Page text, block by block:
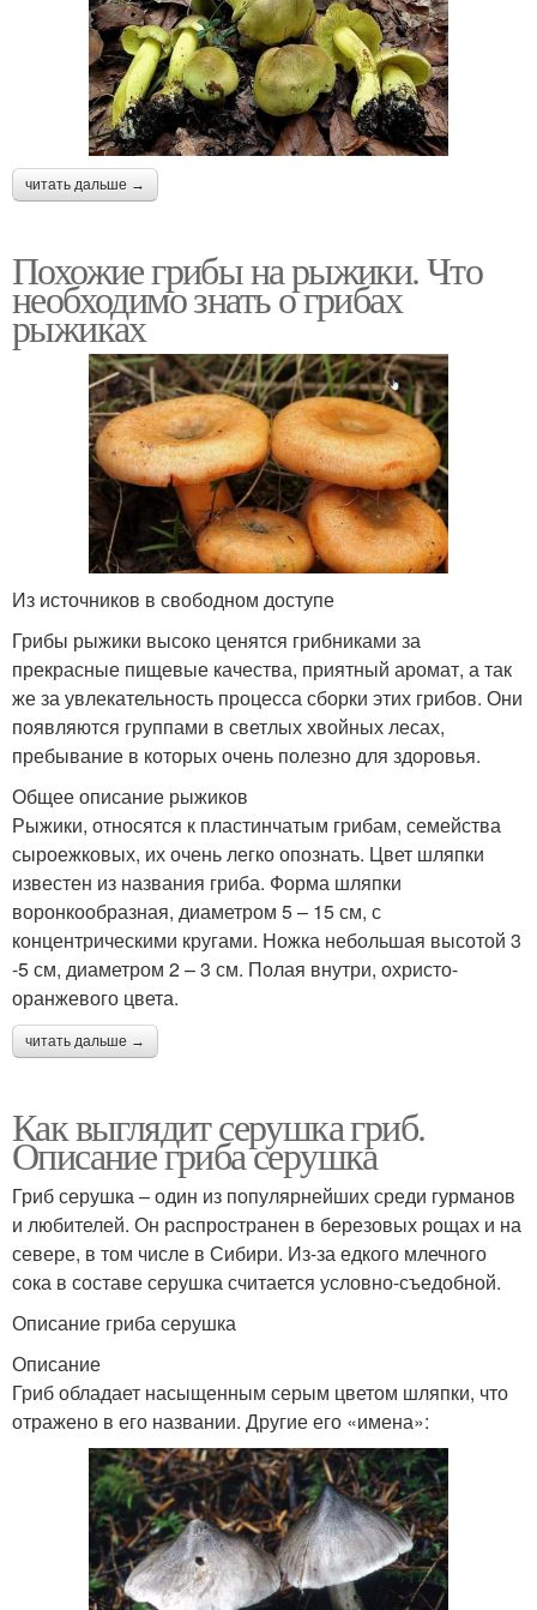
читать дальше →
Похожие грибы на рыжики. Что
необходимо знать о грибах
рыжиках
Из источников в свободном доступе
Грибы рыжики высоко ценятся грибниками за
прекрасные пищевые качества, приятный аромат, а так
же за увлекательность процесса сборки этих грибов. Они
появляются группами в светлых хвойных лесах,
пребывание в которых очень полезно для здоровья.
Общее описание рыжиков
Рыжики, относятся к пластинчатым грибам, семейства
сыроежковых, их очень легко опознать. Цвет шляпки
известен из названия гриба. Форма шляпки
воронкообразная, диаметром 5 – 15 см, с
концентрическими кругами. Ножка небольшая высотой 3
-5 см, диаметром 2 – 3 см. Полая внутри, охристо-
оранжевого цвета.
читать дальше →
Как выглядит серушка гриб.
Описание гриба серушка
Гриб серушка – один из популярнейших среди гурманов
и любителей. Он распространен в березовых рощах и на
севере, в том числе в Сибири. Из-за едкого млечного
сока в составе серушка считается условно-съедобной.
Описание гриба серушка
Описание
Гриб обладает насыщенным серым цветом шляпки, что
отражено в его названии. Другие его «имена»: